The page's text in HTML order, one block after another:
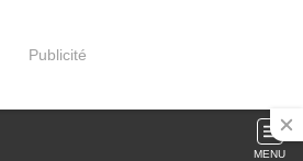
Publicité
MENU